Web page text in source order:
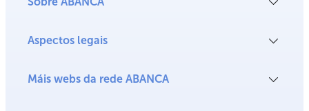
Aspectos legais
Máis webs da rede ABANCA